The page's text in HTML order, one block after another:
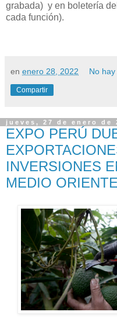
grabada) y en boletería
cada función).
en enero 28, 2022 No
Compartir
jueves, 27 de enero de
EXPO PERÚ
INVERSIONES
MEDIO